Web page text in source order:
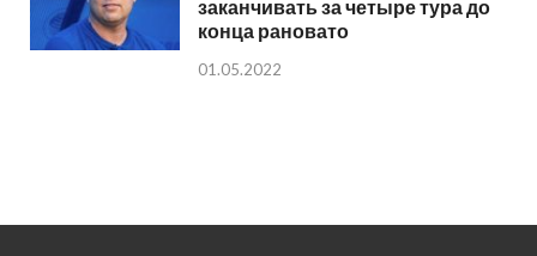
заканчивать за четыре тура до
конца рановато
01.05.2022